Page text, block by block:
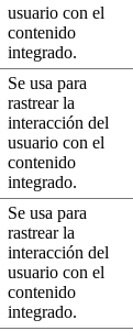
usuario con el
contenido
integrado.
Se usa para
rastrear la
interacción del
usuario con el
contenido
integrado.
Se usa para
rastrear la
interacción del
usuario con el
contenido
integrado.